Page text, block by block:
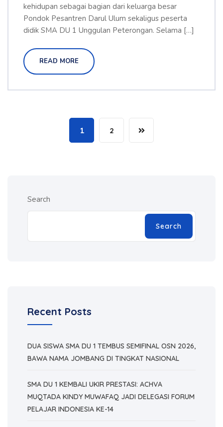
kehidupan sebagai bagian dari keluarga besar
Pondok Pesantren Darul Ulum sekaligus peserta
didik SMA DU 1 Unggulan Peterongan. Selama […]
READ MORE
1 2
Search
Search
Recent Posts
DUA SISWA SMA DU 1 TEMBUS SEMIFINAL OSN 2026,
BAWA NAMA JOMBANG DI TINGKAT NASIONAL
SMA DU 1 KEMBALI UKIR PRESTASI: ACHVA
MUQTADA KINDY MUWAFAQ JADI DELEGASI FORUM
PELAJAR INDONESIA KE-14